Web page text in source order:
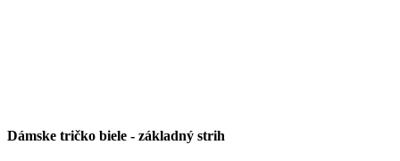
Dámske tričko biele - základný strih